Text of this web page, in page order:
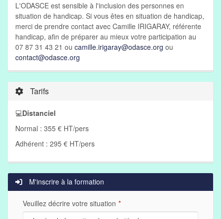
L'ODASCE est sensible à l'inclusion des personnes en
situation de handicap. Si vous êtes en situation de handicap,
merci de prendre contact avec Camille IRIGARAY, référente
handicap, afin de préparer au mieux votre participation au
07 87 31 43 21 ou camille.irigaray@odasce.org ou
contact@odasce.org
Tarifs
💻Distanciel
Normal : 355 € HT/pers
Adhérent : 295 € HT/pers
M'inscrire à la formation
Veuillez décrire votre situation